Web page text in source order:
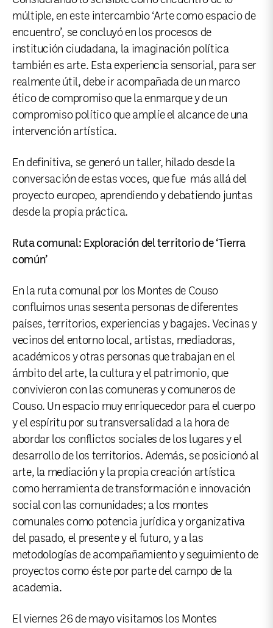
múltiple, en este intercambio ‘Arte como espacio de
encuentro’, se concluyó en los procesos de
institución ciudadana, la imaginación política
también es arte. Esta experiencia sensorial, para ser
realmente útil, debe ir acompañada de un marco
ético de compromiso que la enmarque y de un
compromiso político que amplíe el alcance de una
intervención artística.
En definitiva, se generó un taller, hilado desde la
conversación de estas voces, que fue más allá del
proyecto europeo, aprendiendo y debatiendo juntas
desde la propia práctica.
Ruta comunal: Exploración del territorio de ‘Tierra
común’
En la ruta comunal por los Montes de Couso
confluimos unas sesenta personas de diferentes
países, territorios, experiencias y bagajes. Vecinas y
vecinos del entorno local, artistas, mediadoras,
académicos y otras personas que trabajan en el
ámbito del arte, la cultura y el patrimonio, que
convivieron con las comuneras y comuneros de
Couso. Un espacio muy enriquecedor para el cuerpo
y el espíritu por su transversalidad a la hora de
abordar los conflictos sociales de los lugares y el
desarrollo de los territorios. Además, se posicionó al
arte, la mediación y la propia creación artística
como herramienta de transformación e innovación
social con las comunidades; a los montes
comunales como potencia jurídica y organizativa
del pasado, el presente y el futuro, y a las
metodologías de acompañamiento y seguimiento de
proyectos como éste por parte del campo de la
academia.
El viernes 26 de mayo visitamos los Montes